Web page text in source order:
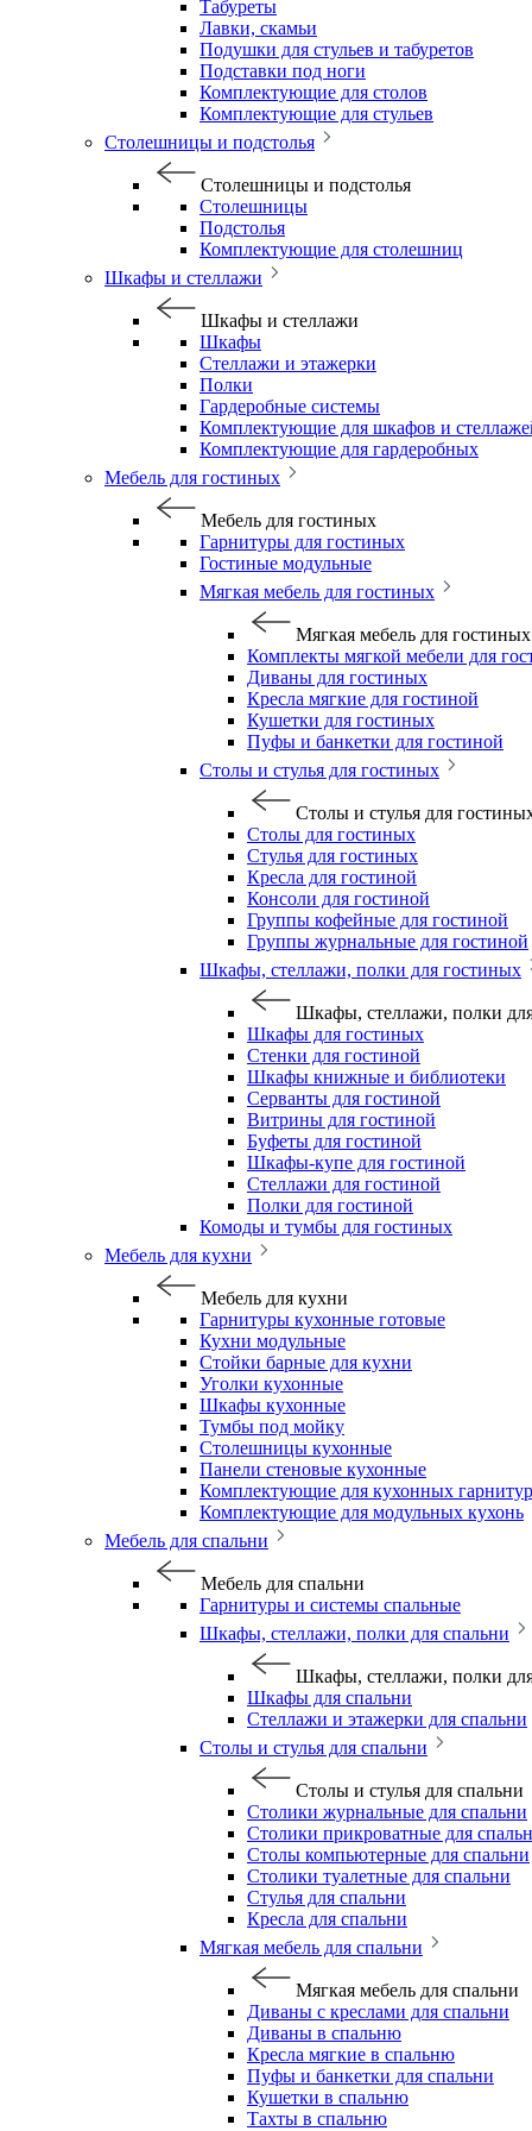
Табуреты
Лавки, скамьи
Подушки для стульев и табуретов
Подставки под ноги
Комплектующие для столов
Комплектующие для стульев
Столешницы и подстолья
Столешницы и подстолья
Столешницы
Подстолья
Комплектующие для столешниц
Шкафы и стеллажи
Шкафы и стеллажи
Шкафы
Стеллажи и этажерки
Полки
Гардеробные системы
Комплектующие для шкафов и
Комплектующие для гардеробных
Мебель для гостиных
Мебель для гостиных
Гарнитуры для гостиных
Гостиные модульные
Мягкая мебель для гостиных
Мягкая мебель для гостиных
Комплекты мягкой мебели для
Диваны для гостиных
Кресла мягкие для гостиной
Кушетки для гостиных
Пуфы и банкетки для гостиной
Столы и стулья для гостиных
Столы и стулья для
Столы для гостиных
Стулья для гостиных
Кресла для гостиной
Консоли для гостиной
Группы кофейные для гостиной
Группы журнальные для гостиной
Шкафы, стеллажи, полки для гостиных
Шкафы, стеллажи, полки
Шкафы для гостиных
Стенки для гостиной
Шкафы книжные и библиотеки
Серванты для гостиной
Витрины для гостиной
Буфеты для гостиной
Шкафы-купе для гостиной
Стеллажи для гостиной
Полки для гостиной
Комоды и тумбы для гостиных
Мебель для кухни
Мебель для кухни
Гарнитуры кухонные готовые
Кухни модульные
Стойки барные для кухни
Уголки кухонные
Шкафы кухонные
Тумбы под мойку
Столешницы кухонные
Панели стеновые кухонные
Комплектующие для кухонных
Комплектующие для модульных кухонь
Мебель для спальни
Мебель для спальни
Гарнитуры и системы спальные
Шкафы, стеллажи, полки для спальни
Шкафы, стеллажи, полки
Шкафы для спальни
Стеллажи и этажерки для спальни
Столы и стулья для спальни
Столы и стулья для спальни
Столики журнальные для спальни
Столики прикроватные для
Столы компьютерные для спальни
Столики туалетные для спальни
Стулья для спальни
Кресла для спальни
Мягкая мебель для спальни
Мягкая мебель для спальни
Диваны с креслами для спальни
Диваны в спальню
Кресла мягкие в спальню
Пуфы и банкетки для спальни
Кушетки в спальню
Тахты в спальню